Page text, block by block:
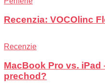
Recenzia: VOCOlinc
Recenzie
MacBook Pro vs. iPad
prechod?